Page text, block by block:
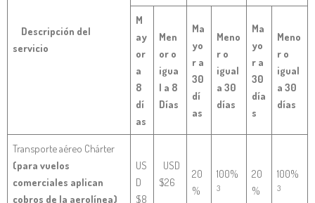
Descripción del
servicio
M
ay
or
a
8
dí
as
Men
or o
igua
l a 8
Días
Ma
yo
r a
30
dí
as
Meno
r o
igual
a 30
días
Ma
yo
r a
30
día
s
Meno
r o
igual
a 30
días
Transporte aéreo Chárter
(para vuelos
comerciales aplican
cobros de la aerolínea)
US
D
$8
USD
$26
20
%
100%
3
20
%
100%
3